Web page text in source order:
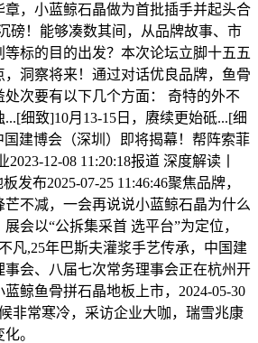
章，小蓝鲸石晶做为首批插手并起头合
磅！能够凑数其间，从品牌故事、市
标的目的出发？本次论坛立脚十五五
洞察将来！通过对话优良品牌，鱼骨
次要有以下几个方面： 奇特的外不
细致]10月13-15日，赓续更始砥...[细
建博会（深圳）即将揭幕！帮阵索菲
12-08 11:20:18报道 深度解读丨
发布2025-07-25 11:46:46聚焦品牌，
不减，一会再说说小蓝鲸石晶为什么
会以“公拆集采首 选平台”为定位，
凡,25年巴斯夫灌浆手艺传承，中国建
事会、八届七次常务理事会正在杭州开
鲸鱼骨拼石晶地板上市，2024-05-30
非常寒冷，采访企业大咖，瑞雪兆康
。